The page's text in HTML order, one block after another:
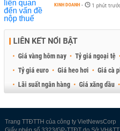
KINH DOANH - 1 phút
LIÊN KẾT NỔI BẬT
Giá vàng hôm nay Tỷ giá ngoại tệ
Tỷ giá euro
Giá heo hơi Giá cà
Lãi suất ngân hàng
Giá xăng dầu
Trang TTĐTTH của công ty VietNewsCorp